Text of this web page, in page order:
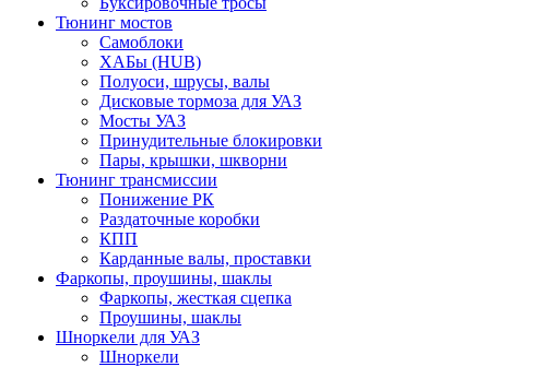
Тюнинг мостов
Самоблоки
ХАБы (HUB)
Полуоси, шрусы, валы
Дисковые тормоза для УАЗ
Мосты УАЗ
Принудительные блокировки
Пары, крышки, шкворни
Тюнинг трансмиссии
Понижение РК
Раздаточные коробки
КПП
Карданные валы, проставки
Фаркопы, проушины, шаклы
Фаркопы, жесткая сцепка
Проушины, шаклы
Шноркели для УАЗ
Шноркели